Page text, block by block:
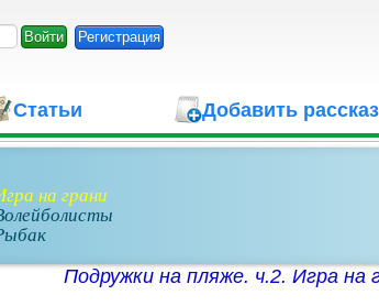
Регистрация
Статьи Добавить рассказ
на грани
Подружки на пляже. ч.2. Игра на